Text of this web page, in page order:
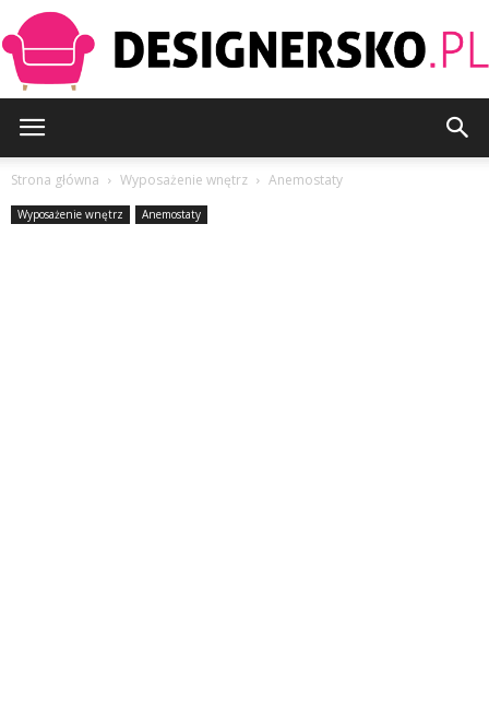
Strona główna Wyposażenie wnętrz Anemostaty
Wyposażenie wnętrz Anemostaty